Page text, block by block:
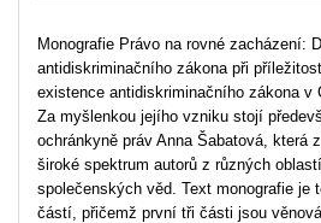
Monografie Právo na rovné zacházení:
antidiskriminačního zákona při
existence antidiskriminačního zákona v
Za myšlenkou jejího vzniku stojí
ochránkyně práv Anna Šabatová, která
široké spektrum autorů z různých
společenských věd. Text monografie je
částí, přičemž první tři části jsou